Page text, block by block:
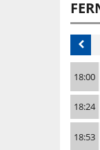
18:00
18:24
18:53